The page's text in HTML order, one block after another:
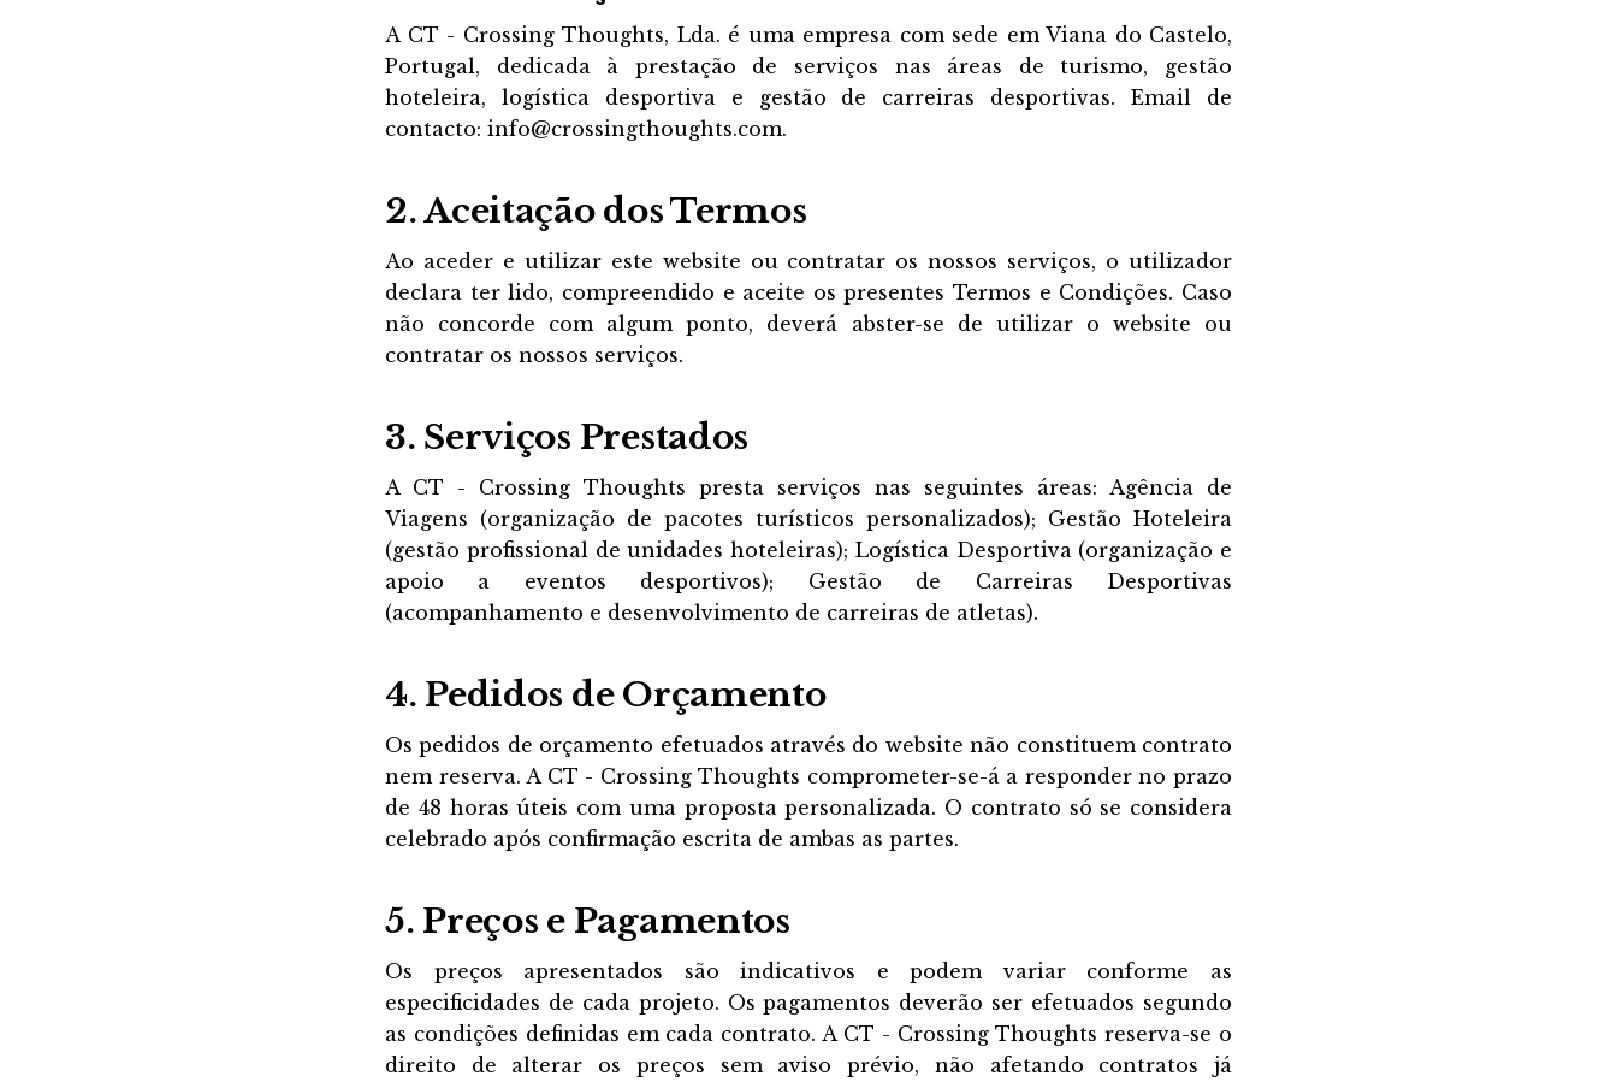
A CT - Crossing Thoughts, Lda. é uma empresa com sede em Viana do Castelo,
Portugal, dedicada à prestação de serviços nas áreas de turismo, gestão
hoteleira, logística desportiva e gestão de carreiras desportivas. Email de
contacto: info@crossingthoughts.com.
2. Aceitação dos Termos
Ao aceder e utilizar este website ou contratar os nossos serviços, o utilizador
declara ter lido, compreendido e aceite os presentes Termos e Condições. Caso
não concorde com algum ponto, deverá abster-se de utilizar o website ou
contratar os nossos serviços.
3. Serviços Prestados
A CT - Crossing Thoughts presta serviços nas seguintes áreas: Agência de
Viagens (organização de pacotes turísticos personalizados); Gestão Hoteleira
(gestão profissional de unidades hoteleiras); Logística Desportiva (organização e
apoio a eventos desportivos); Gestão de Carreiras Desportivas
(acompanhamento e desenvolvimento de carreiras de atletas).
4. Pedidos de Orçamento
Os pedidos de orçamento efetuados através do website não constituem contrato
nem reserva. A CT - Crossing Thoughts comprometer-se-á a responder no prazo
de 48 horas úteis com uma proposta personalizada. O contrato só se considera
celebrado após confirmação escrita de ambas as partes.
5. Preços e Pagamentos
Os preços apresentados são indicativos e podem variar conforme as
especificidades de cada projeto. Os pagamentos deverão ser efetuados segundo
as condições definidas em cada contrato. A CT - Crossing Thoughts reserva-se o
direito de alterar os preços sem aviso prévio, não afetando contratos já